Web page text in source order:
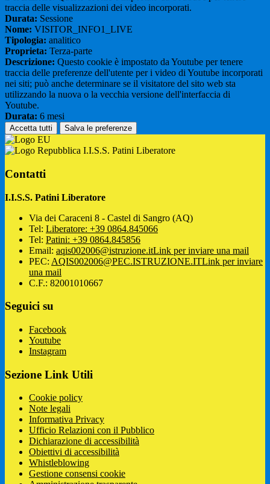
traccia delle visualizzazioni dei video incorporati.
Durata: Sessione
Nome: VISITOR_INFO1_LIVE
Tipologia: analitico
Proprieta: Terza-parte
Descrizione: Questo cookie è impostato da Youtube per tenere
traccia delle preferenze dell'utente per i video di Youtube incorporati
nei siti; può anche determinare se il visitatore del sito web sta
utilizzando la nuova o la vecchia versione dell'interfaccia di
Youtube.
Durata: 6 mesi
Accetta tutti Salva le preferenze
I.I.S.S. Patini Liberatore
Contatti
I.I.S.S. Patini Liberatore
Via dei Caraceni 8 - Castel di Sangro (AQ)
Tel: Liberatore: +39 0864.845066
Tel: Patini: +39 0864.845856
Email: aqis002006@istruzione.itLink per inviare una mail
PEC: AQIS002006@PEC.ISTRUZIONE.ITLink per inviare
una mail
C.F.: 82001010667
Seguici su
Facebook
Youtube
Instagram
Sezione Link Utili
Cookie policy
Note legali
Informativa Privacy
Ufficio Relazioni con il Pubblico
Dichiarazione di accessibilità
Obiettivi di accessibilità
Whistleblowing
Gestione consensi cookie